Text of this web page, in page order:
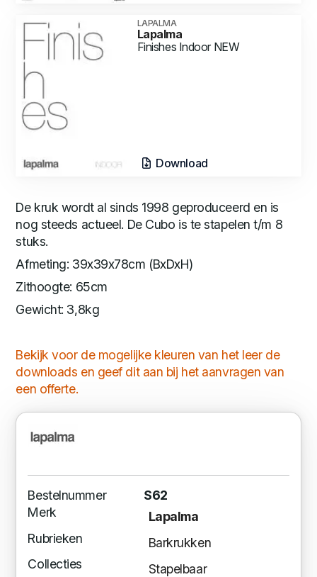
LAPALMA
Lapalma
Finishes Indoor NEW
Download
De kruk wordt al sinds 1998 geproduceerd en is
nog steeds actueel. De Cubo is te stapelen t/m 8
stuks.
Afmeting: 39x39x78cm (BxDxH)
Zithoogte: 65cm
Gewicht: 3,8kg
Bekijk voor de mogelijke kleuren van het leer de
downloads en geef dit aan bij het aanvragen van
een offerte.
Bestelnummer
S62
Merk
Lapalma
Rubrieken
Barkrukken
Collecties
Stapelbaar